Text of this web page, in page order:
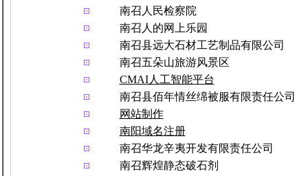
南召人民检察院
南召人的网上乐园
南召县远大石材工艺制品有限公司
南召五朵山旅游风景区
CMAI人工智能平台
南召县佰年情丝绵被服有限责任公司
网站制作
南阳域名注册
南召华龙辛夷开发有限责任公司
南召辉煌静态破石剂